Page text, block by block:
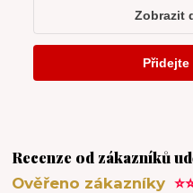
Recenze od zákazníků
Ověřeno zákazníky